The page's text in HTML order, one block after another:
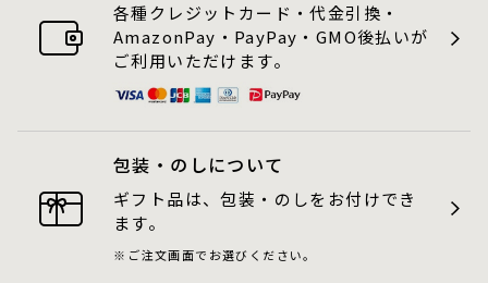
各種クレジットカード・代金引換・
AmazonPay・PayPay・GMO後払いが
ご利用いただけます。
包装・のしについて
ギフト品は、包装・のしをお付けでき
ます。
ご注文画面でお選びください。